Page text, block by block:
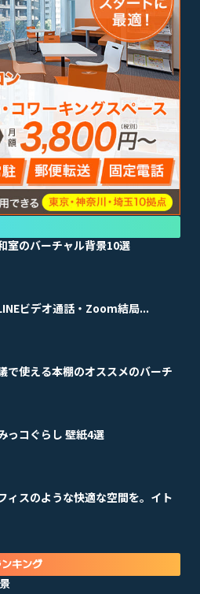
室のバーチャル背景10選
ビデオ通話・Zoom結局...
で使える本棚のオススメのバーチ
っコぐらし 壁紙4選
ィスのような快適な空間を。イト
キング